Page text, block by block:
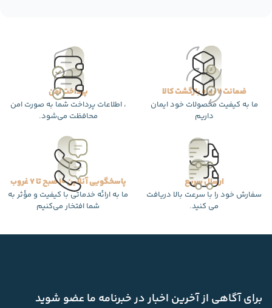
ضمانت 7 روزه بازگشت کالا
ما به کیفیت محصولات خود ایمان
داریم
پرداخت امن
، اطلاعات پرداخت شما به صورت امن
محافظت می‌شود.
ارسال سریع
سفارش خود را با سرعت بالا دریافت
می کنید.
پاسخگویی آنلاین 10 صبح تا 7 غروب
ما به ارائه خدماتی با کیفیت و مؤثر به
شما افتخار می‌کنیم
برای آگاهی از آخرین اخبار در خبرنامه ما عضو شوید